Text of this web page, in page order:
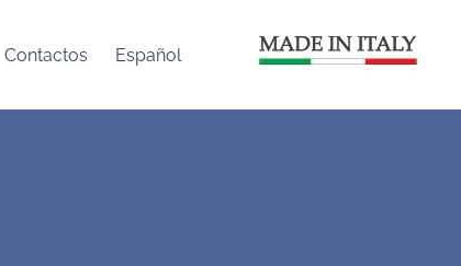
Contactos Español